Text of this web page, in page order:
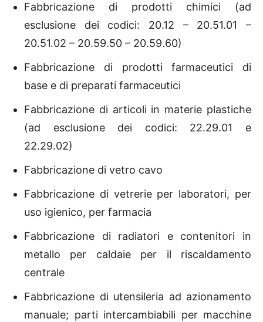
Fabbricazione di prodotti chimici (ad
esclusione dei codici: 20.12 – 20.51.01 –
20.51.02 – 20.59.50 – 20.59.60)
Fabbricazione di prodotti farmaceutici di
base e di preparati farmaceutici
Fabbricazione di articoli in materie plastiche
(ad esclusione dei codici: 22.29.01 e
22.29.02)
Fabbricazione di vetro cavo
Fabbricazione di vetrerie per laboratori, per
uso igienico, per farmacia
Fabbricazione di radiatori e contenitori in
metallo per caldaie per il riscaldamento
centrale
Fabbricazione di utensileria ad azionamento
manuale; parti intercambiabili per macchine